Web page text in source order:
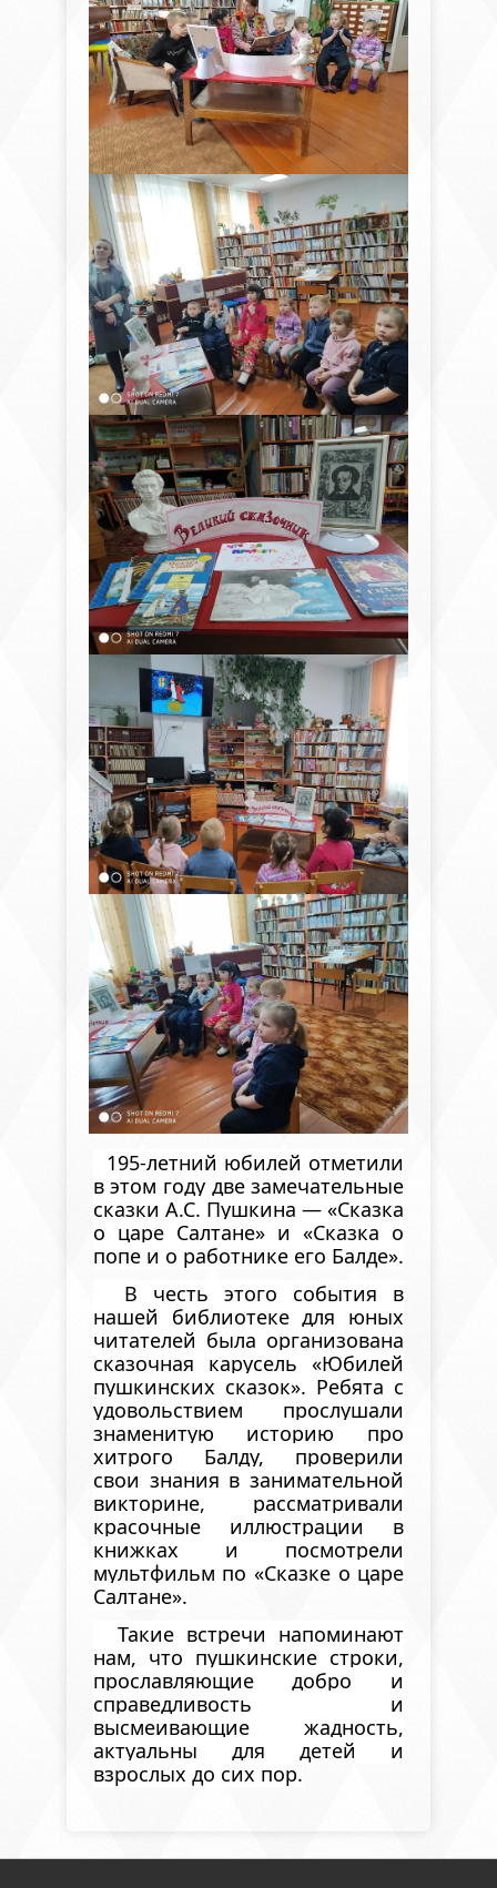
195-летний юбилей отметили
в этом году две замечательные
сказки А.С. Пушкина — «Сказка
о царе Салтане» и «Сказка о
попе и о работнике его Балде».
В честь этого события в
нашей библиотеке для юных
читателей была организована
сказочная карусель «Юбилей
пушкинских сказок». Ребята с
удовольствием прослушали
знаменитую историю про
хитрого Балду, проверили
свои знания в занимательной
викторине, рассматривали
красочные иллюстрации в
книжках и посмотрели
мультфильм по «Сказке о царе
Салтане».
Такие встречи напоминают
нам, что пушкинские строки,
прославляющие добро и
справедливость и
высмеивающие жадность,
актуальны для детей и
взрослых до сих пор.